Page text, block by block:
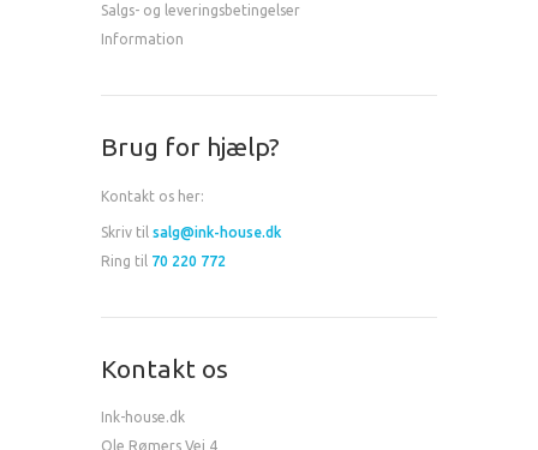
Salgs- og leveringsbetingelser
Information
Brug for hjælp?
Kontakt os her:
Skriv til salg@ink-house.dk
Ring til 70 220 772
Kontakt os
Ink-house.dk
Ole Rømers Vej 4